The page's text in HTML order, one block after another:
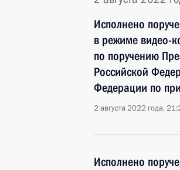
Исполнено
в режиме видео-
по поручению
Российской
Федерации по
2 августа 2022 года,
Исполнено